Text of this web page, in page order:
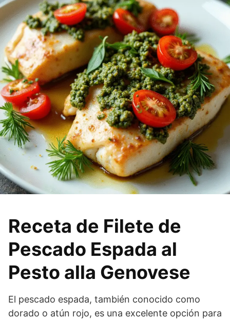
Receta de Filete de
Pescado Espada al
Pesto alla Genovese
El pescado espada, también conocido como
dorado o atún rojo, es una excelente opción para